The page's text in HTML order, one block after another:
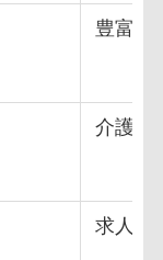
豊富な
介護分
求人票